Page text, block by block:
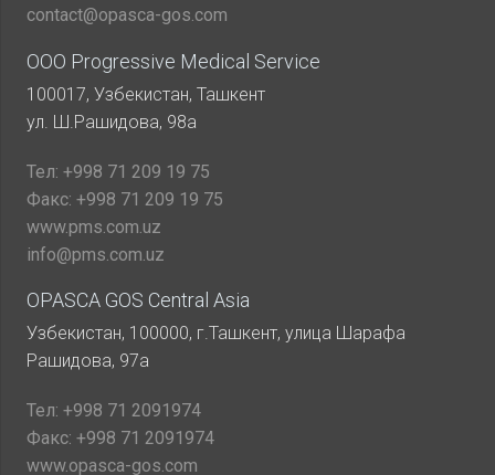
contact@opasca-gos.com
ООО Progressive Medical Service
100017, Узбекистан, Ташкент
ул. Ш.Рашидова, 98а
Тел: +998 71 209 19 75
Факс: +998 71 209 19 75
www.pms.com.uz
info@pms.com.uz
OPASCA GOS Central Asia
Узбекистан, 100000, г.Ташкент, улица Шарафа
Рашидова, 97а
Тел: +998 71 2091974
Факс: +998 71 2091974
www.opasca-gos.com